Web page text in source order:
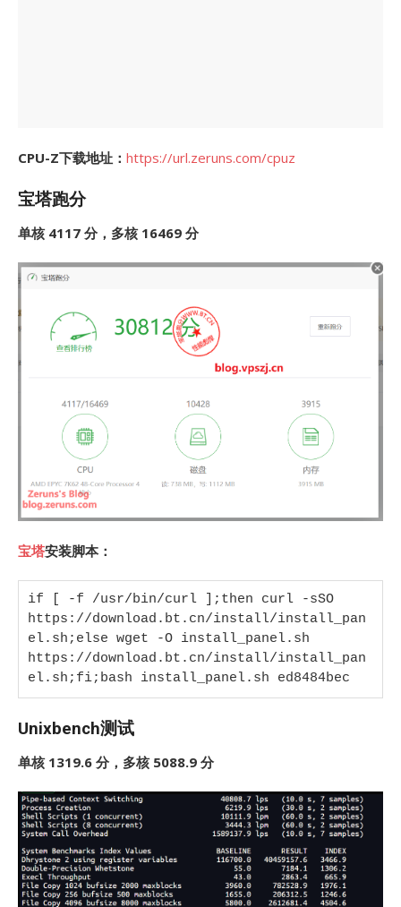
CPU-Z下载地址： https://url.zeruns.com/cpuz
宝塔跑分
单核 4117 分，多核 16469 分
宝塔安装脚本：
if [ -f /usr/bin/curl ];then curl -sSO
https://download.bt.cn/install/install_pan
el.sh;else wget -O install_panel.sh
https://download.bt.cn/install/install_pan
el.sh;fi;bash install_panel.sh ed8484bec
Unixbench测试
单核 1319.6 分，多核 5088.9 分